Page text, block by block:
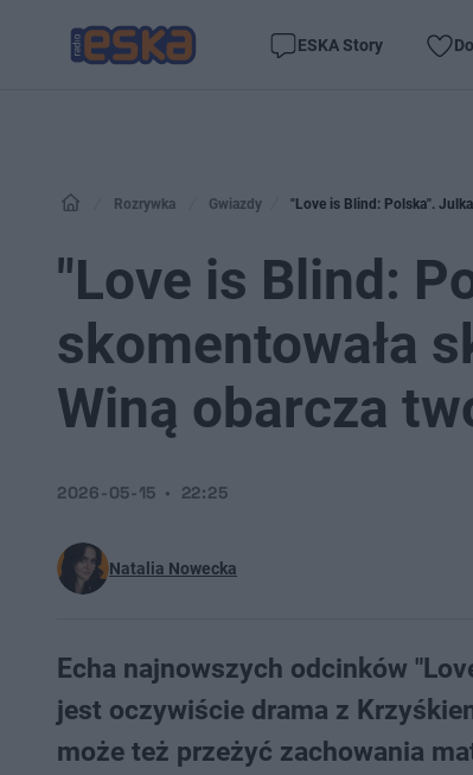
ESKA Story
Rozrywka Gwiazdy "Love is Blind: Polska".
"Love is Blind:
skomentowała
Winą obarcza
Natalia Nowecka
2026-05-15 22:25
Echa najnowszych odcinków
jest oczywiście drama z
może też przeżyć zachowania